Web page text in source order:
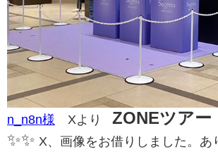
n_n8n様 Xより ZONEツアー
✨️✨️ X、画像をお借りしました。あ